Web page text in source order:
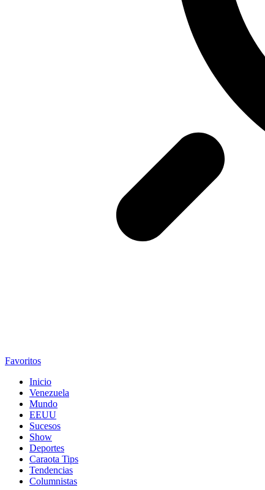
Favoritos
Inicio
Venezuela
Mundo
EEUU
Sucesos
Show
Deportes
Caraota Tips
Tendencias
Columnistas